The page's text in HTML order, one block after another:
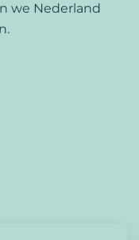
we Nederland